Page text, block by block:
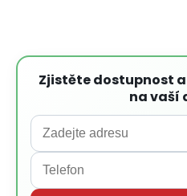
Zjistěte dostupnost
na vaší